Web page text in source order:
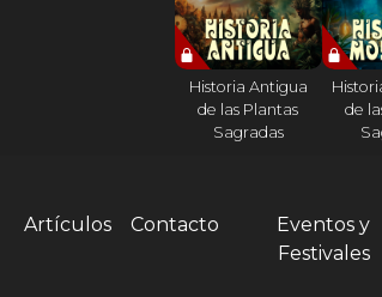
Historia Antigua
de las Plantas
Sagradas
de
Artículos Contacto
Eventos y
Festivales